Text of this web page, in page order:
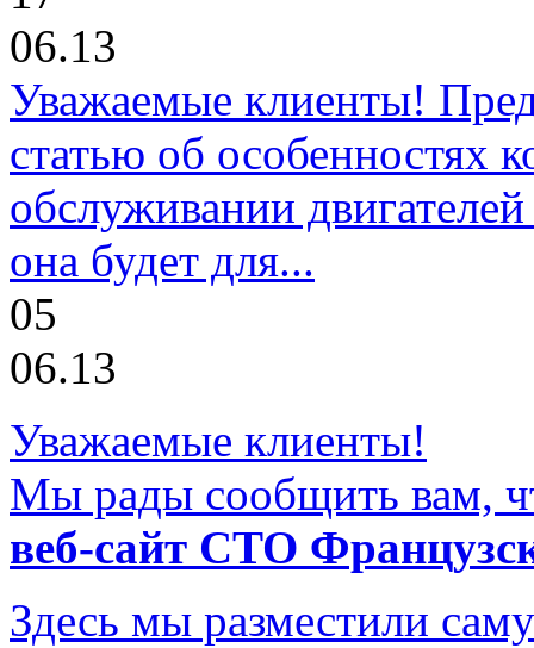
06.13
Уважаемые клиенты!
статью об особенностях
обслуживании
она будет для...
05
06.13
Уважаемые клиенты!
Мы рады сообщить вам,
веб-сайт СТО
Здесь мы разместили